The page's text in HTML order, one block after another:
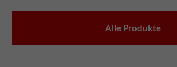
Alle Produkte